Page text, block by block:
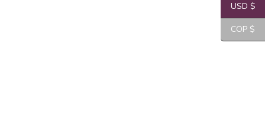
USD $
COP $